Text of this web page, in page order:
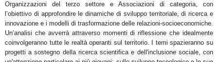
Organizzazioni del terzo settore e Associazioni di categoria, con
l’obiettivo di approfondire le dinamiche di sviluppo territoriale, di ricerca e
innovazione e i modelli di trasformazione delle relazioni-socioeconomiche.
Un’analisi che avverrà attraverso momenti diriflessione che idealmente
coinvolgeranno tutte le realtà operanti sul territorio. I temi spazieranno su
progettia sostegno della ricerca scientifica e dell'inclusione sociale, con